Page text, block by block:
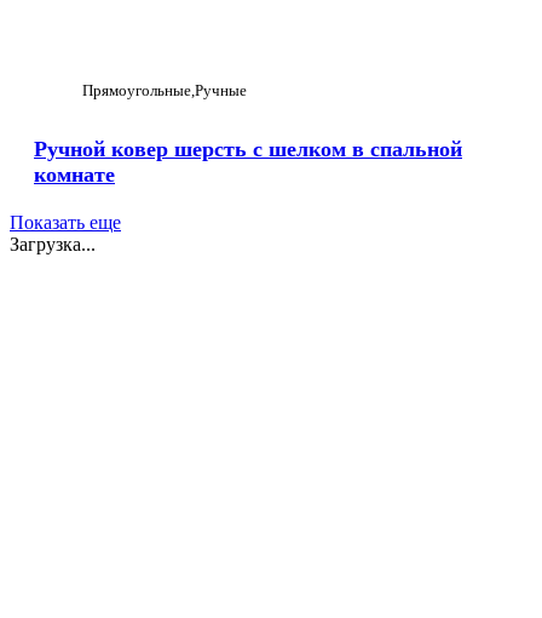
Прямоугольные Ручные
Ручной ковер шерсть с шелком в спальной
комнате
Показать еще
Загрузка...